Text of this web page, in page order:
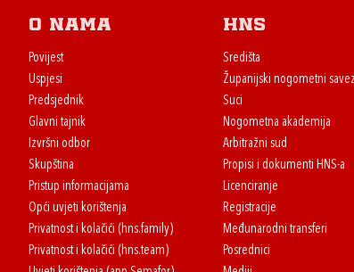
O nama
Povijest
Uspjesi
Predsjednik
Glavni tajnik
Izvršni odbor
Skupština
Pristup informacijama
Opći uvjeti korištenja
Privatnost i kolačići (hns.family)
Privatnost i kolačići (hns.team)
HNS
Središta
Županijski nogometni
Suci
Nogometna akademija
Arbitražni sud
Propisi i dokumenti HNS-a
Licenciranje
Registracije
Međunarodni transferi
Posrednici